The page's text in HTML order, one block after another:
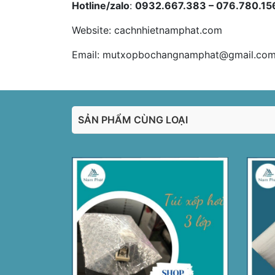
Hotline/zalo: 0932.667.383 –
Website: cachnhietnamphat.com
Email:
SẢN PHẨM CÙNG LOẠI